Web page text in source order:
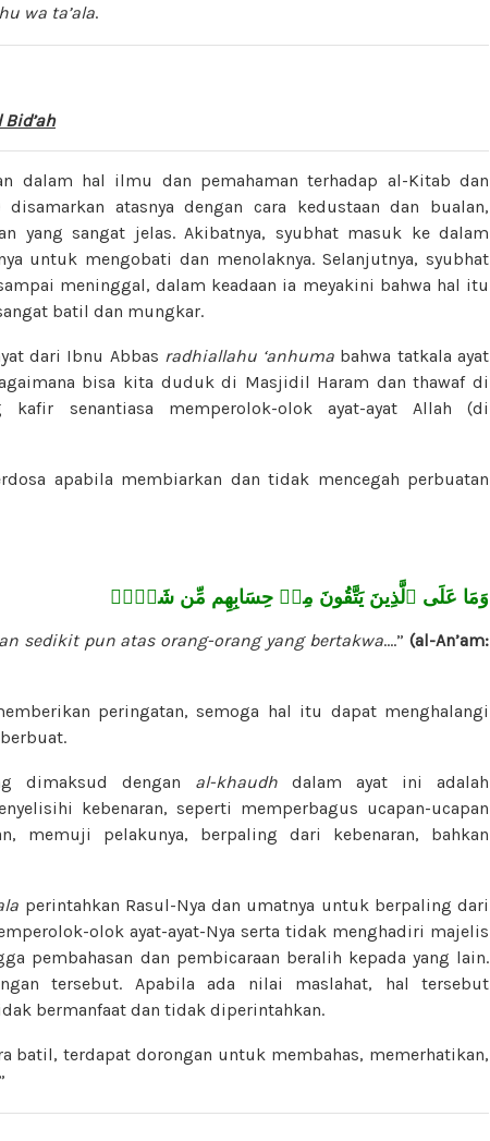
wa ta’ala.
dalam hal ilmu dan pemahaman terhadap al-Kitab dan
atasnya dengan cara kedustaan dan bualan,
yang sangat jelas. Akibatnya, syubhat masuk ke dalam
untuk mengobati dan menolaknya. Selanjutnya, syubhat
meninggal, dalam keadaan ia meyakini bahwa hal itu
batil dan mungkar.
dari Ibnu Abbas radhiallahu ‘anhuma bahwa tatkala ayat
bisa kita duduk di Masjidil Haram dan thawaf di
kafir senantiasa memperolok-olok ayat-ayat Allah (di
apabila membiarkan dan tidak mencegah perbuatan
وَمَا عَلَى ٱلَّذِينَ يَتَّقُونَ مِنۡ حِسَابِهِم مِّن شَيۡءٖ
sedikit pun atas orang-orang yang bertakwa….”(al-An’am:
peringatan, semoga hal itu dapat menghalangi
dimaksud dengan al-khaudh dalam ayat ini adalah
kebenaran, seperti memperbagus ucapan-ucapan
memuji pelakunya, berpaling dari kebenaran, bahkan
perintahkan Rasul-Nya dan umatnya untuk berpaling dari
olok ayat-ayat-Nya serta tidak menghadiri majelis
pembahasan dan pembicaraan beralih kepada yang lain.
tersebut. Apabila ada nilai maslahat, hal tersebut
bermanfaat dan tidak diperintahkan.
batil, terdapat dorongan untuk membahas, memerhatikan,